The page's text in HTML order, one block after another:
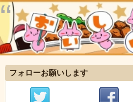
フォローお願いします